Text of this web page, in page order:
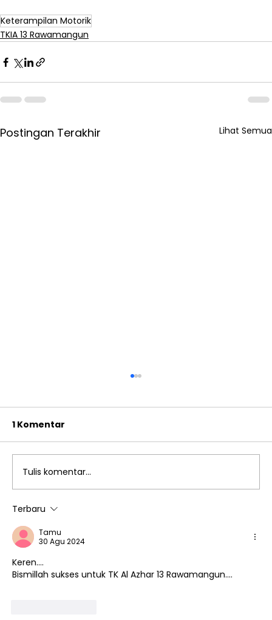
Keterampilan Motorik
TKIA 13 Rawamangun
Postingan Terakhir Lihat Semua
Hari Anak Nasional TK Islam Al
1 Komentar
Tulis komentar...
Terbaru
Tamu
30 Agu 2024
Keren....
Bismillah sukses untuk TK Al Azhar 13 Rawamangun....